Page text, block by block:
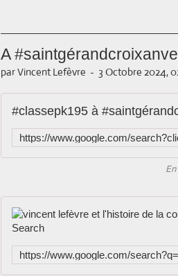
A
par Vincent Lefèvre - 3 Octobre 2024,
#classepk195 à